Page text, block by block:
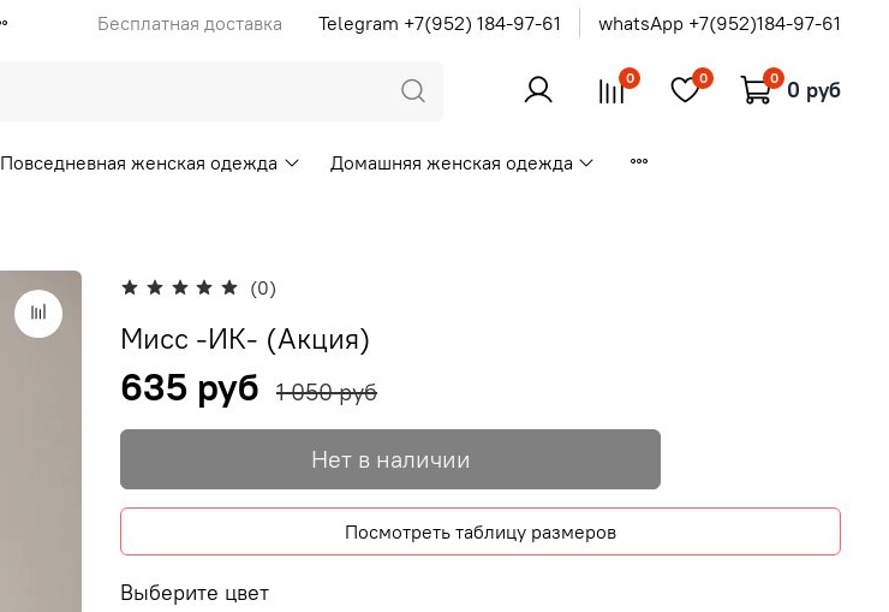
Бесплатная доставка Telegram +7(952) 184-97-61 whatsApp +7(952)184-97-61
0 0 0 0 руб
Повседневная женская одежда Домашняя женская одежда
(0)
Мисс -ИК- (Акция)
635 руб 1 050 руб
Нет в наличии
Посмотреть таблицу размеров
Выберите цвет